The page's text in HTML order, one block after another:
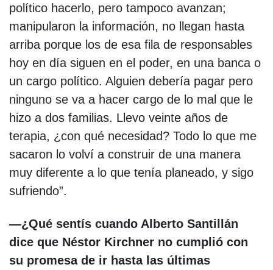
político hacerlo, pero tampoco avanzan;
manipularon la información, no llegan hasta
arriba porque los de esa fila de responsables
hoy en día siguen en el poder, en una banca o
un cargo político. Alguien debería pagar pero
ninguno se va a hacer cargo de lo mal que le
hizo a dos familias. Llevo veinte años de
terapia, ¿con qué necesidad? Todo lo que me
sacaron lo volví a construir de una manera
muy diferente a lo que tenía planeado, y sigo
sufriendo”.
—¿Qué sentís cuando Alberto Santillán
dice que Néstor Kirchner no cumplió con
su promesa de ir hasta las últimas